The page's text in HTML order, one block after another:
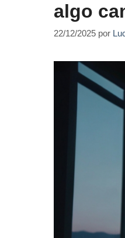
algo
22/12/2025 por